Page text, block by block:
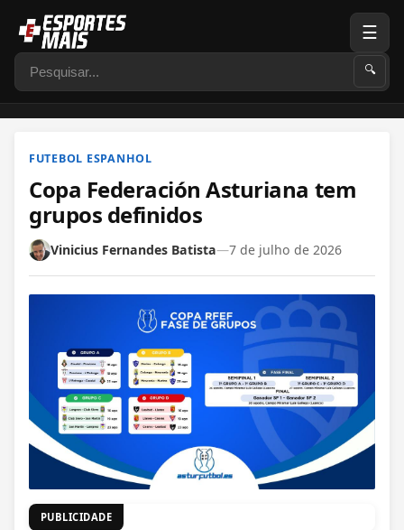
Pesquisar 🔍
☰
FUTEBOL ESPANHOL
Copa Federación Asturiana tem
grupos definidos
Vinicius Fernandes Batista—7 de julho de 2026
PUBLICIDADE